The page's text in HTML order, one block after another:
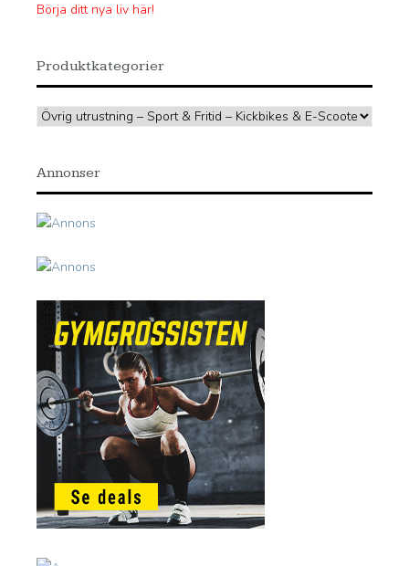
Börja ditt nya liv här!
Produktkategorier
Annonser